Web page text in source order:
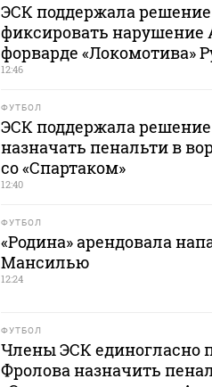
ЭСК поддержала решение
фиксировать нарушение
форварде «Локомотива»
12:46
ФУТБОЛ
ЭСК поддержала
назначать пенальти в
со «Спартаком»
12:40
ФУТБОЛ
«Родина» арендовала
Мансилью
12:24
ФУТБОЛ
Члены ЭСК единогласно
Фролова назначить